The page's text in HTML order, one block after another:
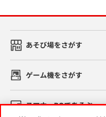
あそび場をさがす
ゲーム機をさがす
スマホ・PCであそぶ